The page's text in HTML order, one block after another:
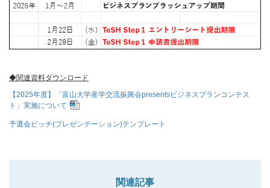
◆関連資料ダウンロード
【2025年度】「富山大学産学交流振興会presentsビジネスプランコンテス
ト」実施について
予選会ピッチ(プレゼンテーション)テンプレート
関連記事